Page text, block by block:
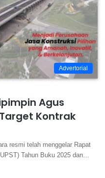
Advertorial
Agus
Kontrak
resmi telah menggelar Rapat
Tahun Buku 2025 dan…